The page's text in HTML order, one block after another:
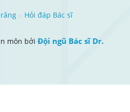
Hỏi đáp Bác sĩ
môn bởi Đội ngũ Bác sĩ Dr.